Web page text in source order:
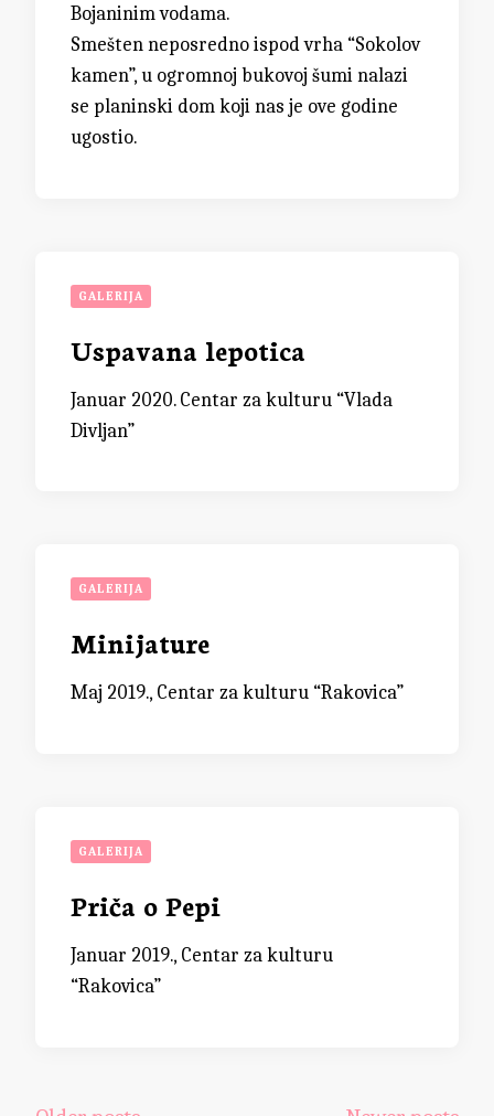
Bojaninim vodama.
Smešten neposredno ispod vrha “Sokolov
kamen”, u ogromnoj bukovoj šumi nalazi
se planinski dom koji nas je ove godine
ugostio.
GALERIJA
Uspavana lepotica
Januar 2020. Centar za kulturu “Vlada
Divljan”
GALERIJA
Minijature
Maj 2019., Centar za kulturu “Rakovica”
GALERIJA
Priča o Pepi
Januar 2019., Centar za kulturu
“Rakovica”